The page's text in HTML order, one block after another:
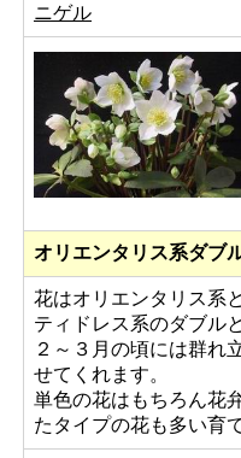
ニゲル
オリエンタリス系ダブ
花はオリエンタリス系
ティドレス系のダブル
２～３月の頃には群れ
せてくれます。
単色の花はもちろん花
たタイプの花も多い育